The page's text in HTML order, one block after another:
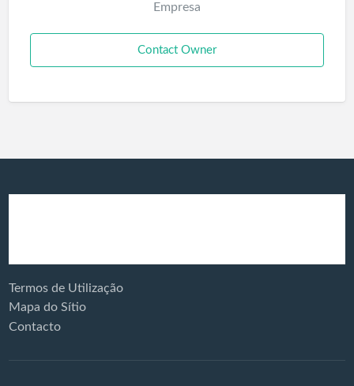
Empresa
Contact Owner
Termos de Utilização
Mapa do Sítio
Contacto